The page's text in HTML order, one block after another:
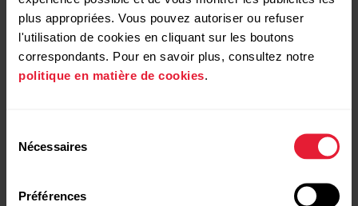
plus appropriées. Vous pouvez autoriser ou refuser
l'utilisation de cookies en cliquant sur les boutons
correspondants. Pour en savoir plus, consultez notre
politique en matière de cookies
Nécessaires
Préférences
le profil sportif auquel vous souhaitez ajouter la vue
d’entraînement.
SélectionnezRelatifs au dispositif.
Pensez à synchroniser les réglages vers votre dispositif